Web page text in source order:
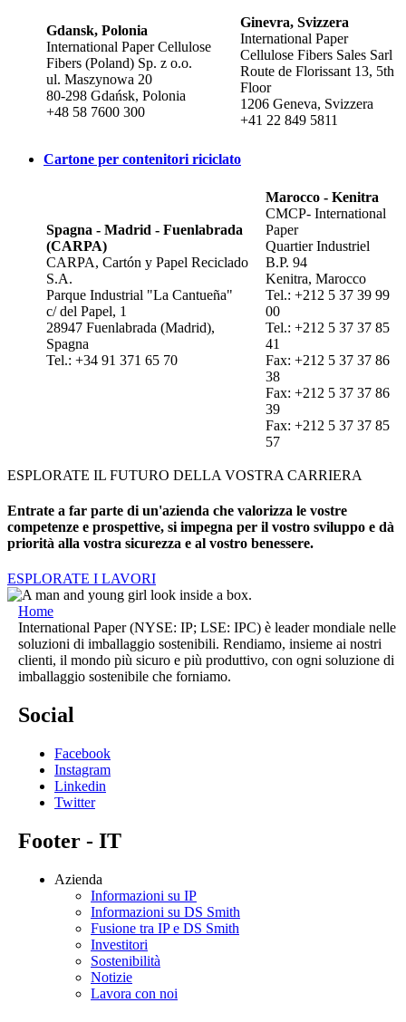
Gdansk, Polonia
International Paper Cellulose
Fibers (Poland) Sp. z o.o.
ul. Maszynowa 20
80-298 Gdańsk, Polonia
+48 58 7600 300
Ginevra, Svizzera
International Paper
Cellulose Fibers Sales Sarl
Route de Florissant 13, 5th
Floor
1206 Geneva, Svizzera
+41 22 849 5811
Cartone per contenitori riciclato
Spagna - Madrid - Fuenlabrada
(CARPA)​
CARPA, Cartón y Papel Reciclado
S.A.​
Parque Industrial "La Cantueña"​
c/ del Papel, 1​
28947 Fuenlabrada (Madrid)​,
Spagna​
Tel.: +34 91 371 65 70
Marocco - Kenitra
CMCP- International
Paper ​
Quartier Industriel​
B.P. 94​
Kenitra​, Marocco ​
Tel.: +212 5 37 39 99
00​
Tel.: +212 5 37 37 85
41​
Fax: +212 5 37 37 86
38​
Fax: +212 5 37 37 86
39​
Fax: +212 5 37 37 85
57​
ESPLORATE IL FUTURO DELLA VOSTRA CARRIERA
Entrate a far parte di un'azienda che valorizza le vostre
competenze e prospettive, si impegna per il vostro sviluppo e dà
priorità alla vostra sicurezza e al vostro benessere.
ESPLORATE I LAVORI
Home
International Paper (NYSE: IP; LSE: IPC) è leader mondiale nelle
soluzioni di imballaggio sostenibili. Rendiamo, insieme ai nostri
clienti, il mondo più sicuro e più produttivo, con ogni soluzione di
imballaggio sostenibile che forniamo.
Social
Facebook
Instagram
Linkedin
Twitter
Footer - IT
Azienda
Informazioni su IP
Informazioni su DS Smith
Fusione tra IP e DS Smith
Investitori
Sostenibilità
Notizie
Lavora con noi